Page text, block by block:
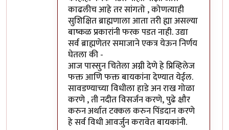
काढलीच आहे तर सांगतो , कोणत्याही
सुशिक्षित ब्राह्मणाला आता तरी ह्या असल्या
बाष्कळ प्रकारांनी फरक पडत नाही. उद्या
सर्व ब्राह्मणेतर समाजाने एकत्र येऊन निर्णय
घेतला की -
आज पास्सुन चितेला अग्नी देणे हे प्रिव्हिलेज
फक्त आणि फक्त बायकांना देण्यात येईल.
सावडण्याच्या विधीला हाडे अन राख गोळा
करणे , ती नदीत विसर्जन करणे, पुढे क्षौर
करुन अर्थात टक्कल करुन पिंडदान करणे
हे सर्व विधी आवर्जुन करावेत बायकांनी.